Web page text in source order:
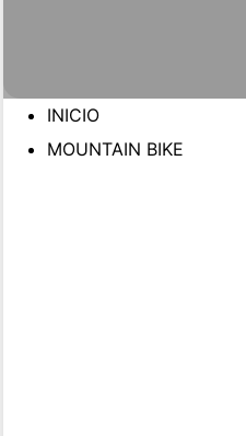
INICIO
MOUNTAIN BIKE